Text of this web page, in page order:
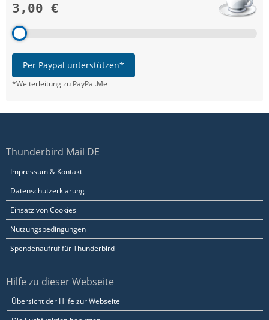
3,00 €
Per Paypal unterstützen*
*Weiterleitung zu PayPal.Me
Thunderbird Mail DE
Impressum & Kontakt
Datenschutzerklärung
Einsatz von Cookies
Nutzungsbedingungen
Spendenaufruf für Thunderbird
Hilfe zu dieser Webseite
Übersicht der Hilfe zur Webseite